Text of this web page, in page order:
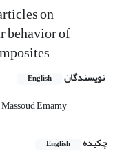
on
behavior of
نویسندگان English
Massoud Emamy
چکیده
English